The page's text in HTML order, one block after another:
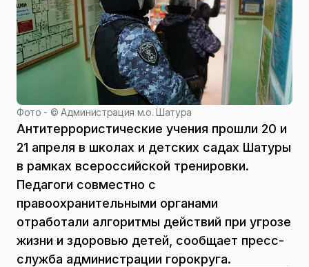
Фото - ©Администрация м.о. Шатура
Антитеррористические учения прошли 20 и
21 апреля в школах и детских садах Шатуры
в рамках всероссийской тренировки.
Педагоги совместно с
правоохранительными органами
отработали алгоритмы действий при угрозе
жизни и здоровью детей, сообщает пресс-
служба администрации горокруга.